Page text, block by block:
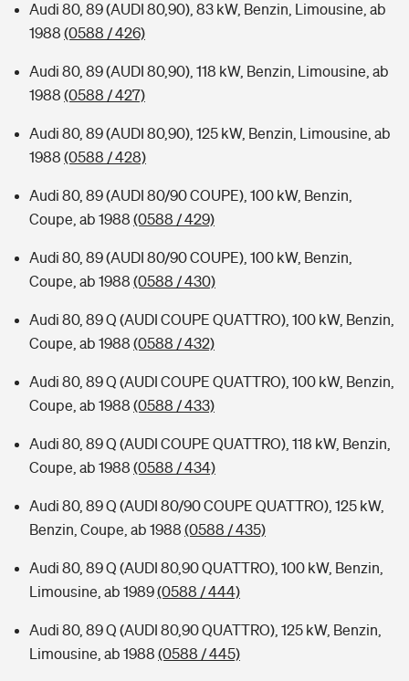
Audi 80, 89 (AUDI 80,90), 83 kW, Benzin, Limousine, ab
1988 (0588 / 426)
Audi 80, 89 (AUDI 80,90), 118 kW, Benzin, Limousine, ab
1988 (0588 / 427)
Audi 80, 89 (AUDI 80,90), 125 kW, Benzin, Limousine, ab
1988 (0588 / 428)
Audi 80, 89 (AUDI 80/90 COUPE), 100 kW, Benzin,
Coupe, ab 1988 (0588 / 429)
Audi 80, 89 (AUDI 80/90 COUPE), 100 kW, Benzin,
Coupe, ab 1988 (0588 / 430)
Audi 80, 89 Q (AUDI COUPE QUATTRO), 100 kW, Benzin,
Coupe, ab 1988 (0588 / 432)
Audi 80, 89 Q (AUDI COUPE QUATTRO), 100 kW, Benzin,
Coupe, ab 1988 (0588 / 433)
Audi 80, 89 Q (AUDI COUPE QUATTRO), 118 kW, Benzin,
Coupe, ab 1988 (0588 / 434)
Audi 80, 89 Q (AUDI 80/90 COUPE QUATTRO), 125 kW,
Benzin, Coupe, ab 1988 (0588 / 435)
Audi 80, 89 Q (AUDI 80,90 QUATTRO), 100 kW, Benzin,
Limousine, ab 1989(0588 / 444)
Audi 80, 89 Q (AUDI 80,90 QUATTRO), 125 kW, Benzin,
Limousine, ab 1988 (0588 / 445)